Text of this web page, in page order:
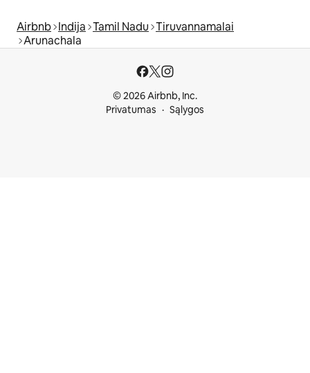
Airbnb Indija Tamil Nadu Tiruvannamalai
Arunachala
© 2026 Airbnb, Inc.
Privatumas
Sąlygos